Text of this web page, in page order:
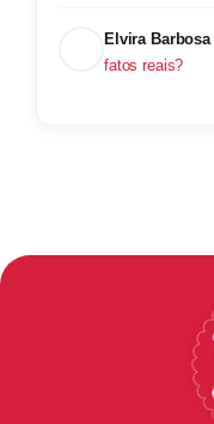
Elvira Barbosa
fatos reais?